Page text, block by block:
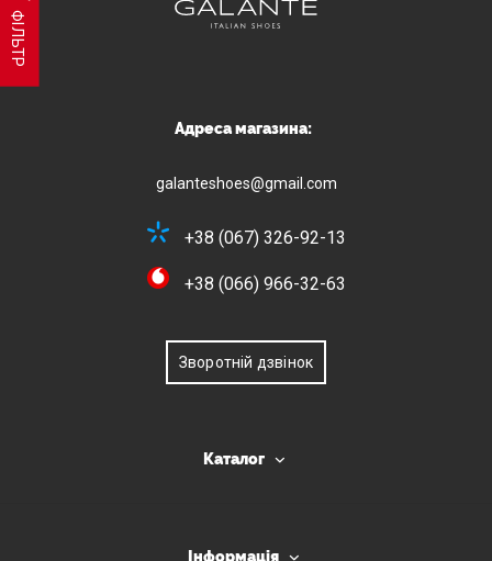
ФІЛЬТР
Адреса магазина:
galanteshoes@gmail.com
+38 (067) 326-92-13
+38 (066) 966-32-63
Зворотній дзвінок
Каталог
Інформація